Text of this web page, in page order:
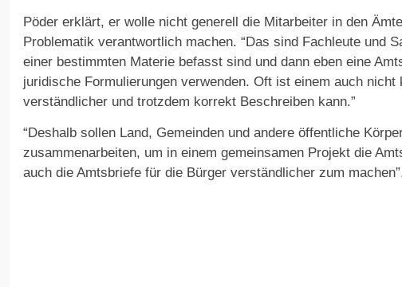
Pöder erklärt, er wolle nicht generell die Mitarbeiter in den
Problematik verantwortlich machen. “Das sind Fachleute und
einer bestimmten Materie befasst sind und dann eben eine
juridische Formulierungen verwenden. Oft ist einem auch nicht
verständlicher und trotzdem korrekt Beschreiben kann.”
“Deshalb sollen Land, Gemeinden und andere öffentliche
zusammenarbeiten, um in einem gemeinsamen Projekt die
auch die Amtsbriefe für die Bürger verständlicher zum